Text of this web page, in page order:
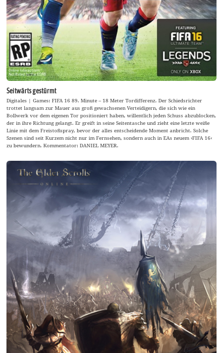
Seitwärts gestürmt
Digitales | Games: FIFA 16 89. Minute – 18 Meter Tordifferenz. Der Schiedsrichter
trottet langsam zur Mauer aus groß gewachsenen Verteidigern, die sich wie ein
Bollwerk vor dem eigenen Tor positioniert haben, willentlich jeden Schuss abzublocken,
der in ihre Richtung gelangt. Er greift in seine Seitentasche und zieht eine letzte weiße
Linie mit dem Freistoßspray, bevor der alles entscheidende Moment anbricht. Solche
Szenen sind seit Kurzem nicht nur im Fernsehen, sondern auch in EAs neuem ›FIFA 16‹
zu bewundern. Kommentator: DANIEL MEYER.